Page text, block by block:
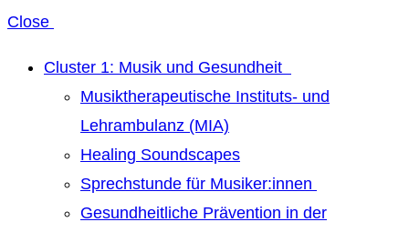
Close
Cluster 1: Musik und Gesundheit
Musiktherapeutische Instituts- und
Lehrambulanz (MIA)
Healing Soundscapes
Sprechstunde für Musiker:innen
Gesundheitliche Prävention in der